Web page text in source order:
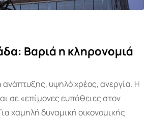
Βαριά η κληρονομιά
υψηλό χρέος, ανεργία. Η
σε «επίμονες ευπάθειες στον
χαμηλή δυναμική οικονομικής